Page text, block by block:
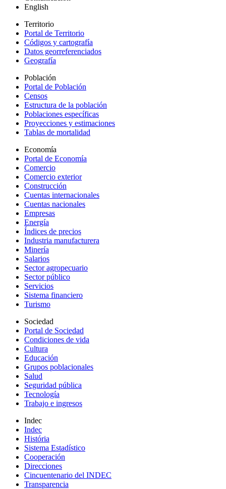
English
Territorio
Portal de Territorio
Códigos y cartografía
Datos georreferenciados
Geografía
Población
Portal de Población
Censos
Estructura de la población
Poblaciones específicas
Proyecciones y estimaciones
Tablas de mortalidad
Economía
Portal de Economía
Comercio
Comercio exterior
Construcción
Cuentas internacionales
Cuentas nacionales
Empresas
Energía
Índices de precios
Industria manufacturera
Minería
Salarios
Sector agropecuario
Sector público
Servicios
Sistema financiero
Turismo
Sociedad
Portal de Sociedad
Condiciones de vida
Cultura
Educación
Grupos poblacionales
Salud
Seguridad pública
Tecnología
Trabajo e ingresos
Indec
Indec
História
Sistema Estadístico
Cooperación
Direcciones
Cincuentenario del INDEC
Transparencia